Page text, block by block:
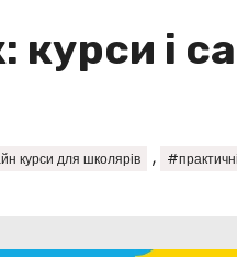
курси і
курси для школярів ,